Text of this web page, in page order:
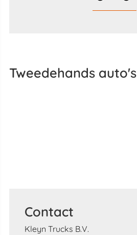
Tweedehands auto's
Contact
Kleyn Trucks B.V.